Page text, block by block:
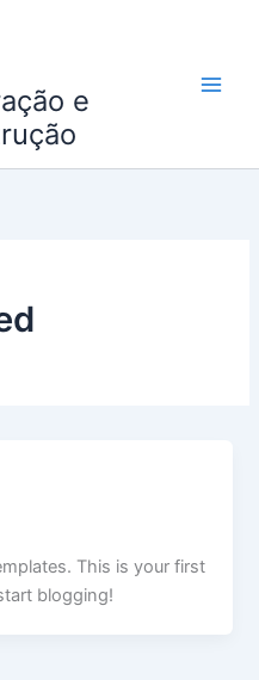
e
This is your first
blogging!